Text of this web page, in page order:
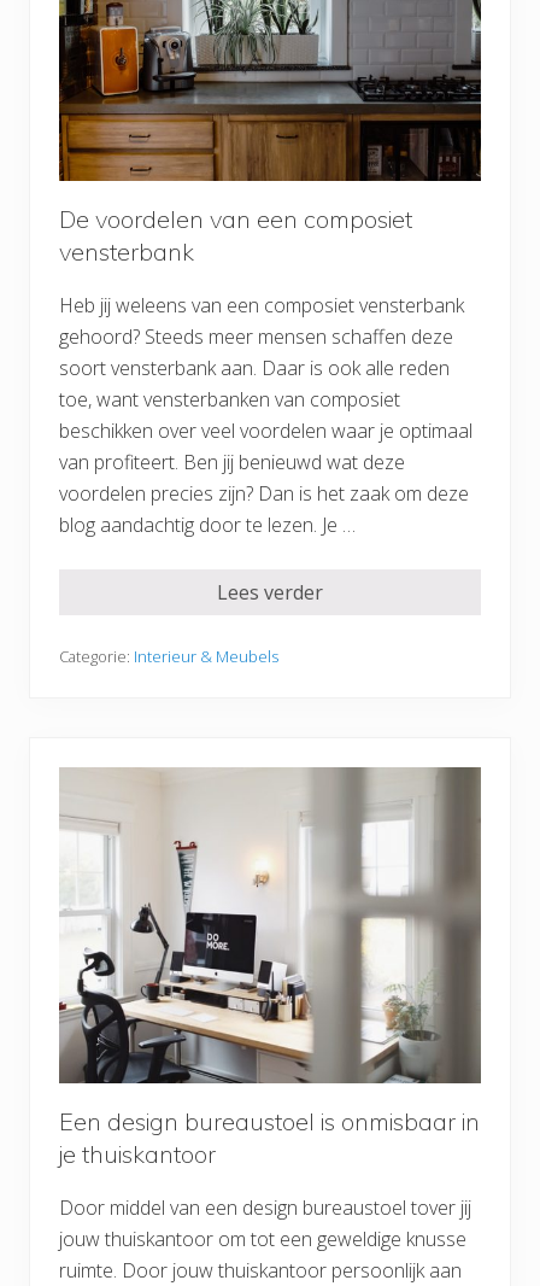
De voordelen van een composiet
vensterbank
Heb jij weleens van een composiet vensterbank
gehoord? Steeds meer mensen schaffen deze
soort vensterbank aan. Daar is ook alle reden
toe, want vensterbanken van composiet
beschikken over veel voordelen waar je optimaal
van profiteert. Ben jij benieuwd wat deze
voordelen precies zijn? Dan is het zaak om deze
blog aandachtig door te lezen. Je …
Lees verder
Categorie: Interieur & Meubels
Een design bureaustoel is onmisbaar in
je thuiskantoor
Door middel van een design bureaustoel tover jij
jouw thuiskantoor om tot een geweldige knusse
ruimte. Door jouw thuiskantoor persoonlijk aan